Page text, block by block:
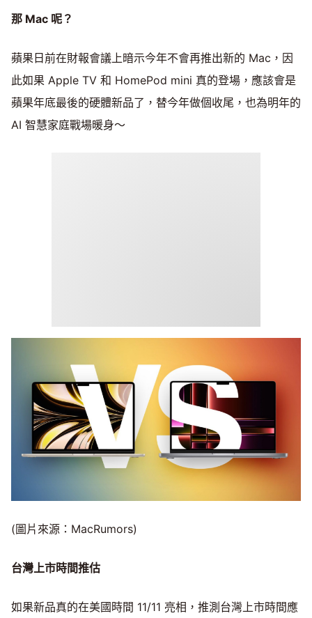
那 Mac 呢？
蘋果日前在財報會議上暗示今年不會再推出新的 Mac，因
此如果 Apple TV 和 HomePod mini 真的登場，應該會是
蘋果年底最後的硬體新品了，替今年做個收尾，也為明年的
AI 智慧家庭戰場暖身～
(圖片來源：MacRumors)
台灣上市時間推估
如果新品真的在美國時間 11/11 亮相，推測台灣上市時間應